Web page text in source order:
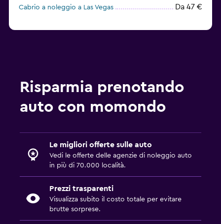
Cabrio a noleggio a Las Vegas Da 47 €
Risparmia prenotando
auto con momondo
Le migliori offerte sulle auto
Vedi le offerte delle agenzie di noleggio auto
in più di 70.000 località.
Prezzi trasparenti
Visualizza subito il costo totale per evitare
brutte sorprese.